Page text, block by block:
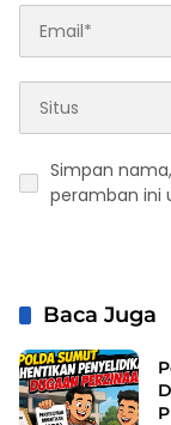
Simpan
peramban ini
Baca Juga